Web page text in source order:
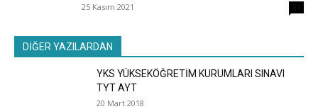
25 Kasım 2021
DİĞER YAZILARDAN
YKS YÜKSEKÖĞRETİM KURUMLARI SINAVI
TYT AYT
20 Mart 2018